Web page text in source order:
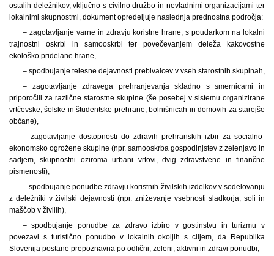
ostalih deležnikov, vključno s civilno družbo in nevladnimi organizacijami ter
lokalnimi skupnostmi, dokument opredeljuje naslednja prednostna področja:
– zagotavljanje varne in zdravju koristne hrane, s poudarkom na lokalni
trajnostni oskrbi in samooskrbi ter povečevanjem deleža kakovostne
ekološko pridelane hrane,
– spodbujanje telesne dejavnosti prebivalcev v vseh starostnih skupinah,
– zagotavljanje zdravega prehranjevanja skladno s smernicami in
priporočili za različne starostne skupine (še posebej v sistemu organizirane
vrtčevske, šolske in študentske prehrane, bolnišnicah in domovih za starejše
občane),
– zagotavljanje dostopnosti do zdravih prehranskih izbir za socialno-
ekonomsko ogrožene skupine (npr. samooskrba gospodinjstev z zelenjavo in
sadjem, skupnostni oziroma urbani vrtovi, dvig zdravstvene in finančne
pismenosti),
– spodbujanje ponudbe zdravju koristnih živilskih izdelkov v sodelovanju
z deležniki v živilski dejavnosti (npr. zniževanje vsebnosti sladkorja, soli in
maščob v živilih),
– spodbujanje ponudbe za zdravo izbiro v gostinstvu in turizmu v
povezavi s turistično ponudbo v lokalnih okoljih s ciljem, da Republika
Slovenija postane prepoznavna po odlični, zeleni, aktivni in zdravi ponudbi,